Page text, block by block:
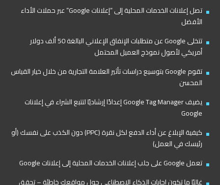
تصل إعلانات الخدمات المحلية إلى “إعلانات Google” عبر حملات الأداء
الأفضل
تتخلى Google عن متطلبات الإنفاق الإعلاني البالغة 50 ألف دولار
أمريكي لأصول نموذج العميل المحتمل
تقوم Google بتوسيع دراسات تأثير العلامة التجارية من خلال خيار القياس
المحسن
يضيف Google Tag Manager إعدادًا إرشاديًا لتتبع الشراء في إعلانات
Google
كيفية الإبلاغ عن أداء الدفع لكل نقرة (PPC) دون الكذب على نفسك (أو
رئيسك في العمل)
تعمل Google على جلب إعلانات الخدمات المحلية إلى إعلانات Google
غالبًا ما تكون إجابات الذكاء الاصطناعي حول مواقعك خاطئة – تحقق